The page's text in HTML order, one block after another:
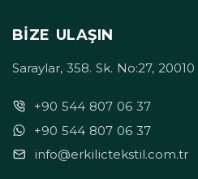
BIZE ULAŞIN
Saraylar, 358. Sk. No:27,
+90 544 807 06 37
+90 544 807 06 37
info@erkilictekstil.com.tr